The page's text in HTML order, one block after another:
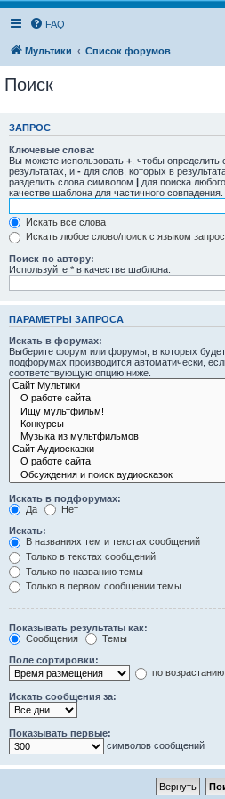
FAQ
Мультики Список форумов
Поиск
ЗАПРОС
Ключевые слова:
Вы можете использовать + , чтобы
результатах, и - для слов, которых в
разделить слова символом | для поиска
качестве шаблона для частичного совпадения.
Искать все слова
Искать любое слово/поиск с языком
Поиск по автору:
Используйте * в качестве шаблона.
ПАРАМЕТРЫ ЗАПРОСА
Искать в форумах:
Выберите форум или форумы, в которых
подфорумах производится автоматически,
соответствующую опцию ниже.
Искать в подфорумах:
Да
Нет
Искать:
В названиях тем и текстах сообщений
Только в текстах сообщений
Только по названию темы
Только в первом сообщении темы
Показывать результаты как:
Сообщения
Темы
Поле сортировки:
по возрастанию
Искать сообщения за:
Показывать первые:
символов сообщений